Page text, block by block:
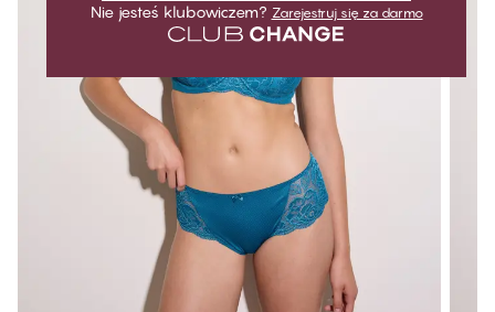
Nie jesteś klubowiczem? Zarejestruj się za darmo